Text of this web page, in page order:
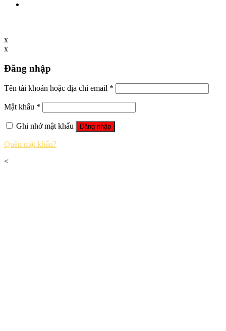
x
x
Đăng nhập
Tên tài khoản hoặc địa chỉ email *
Mật khẩu *
Ghi nhớ mật khẩu Đăng nhập
Quên mật khẩu?
<